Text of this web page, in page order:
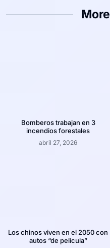
Bomberos trabajan en 3
incendios forestales
abril 27, 2026
Los chinos viven en el 2050 con
autos “de pelìcula”